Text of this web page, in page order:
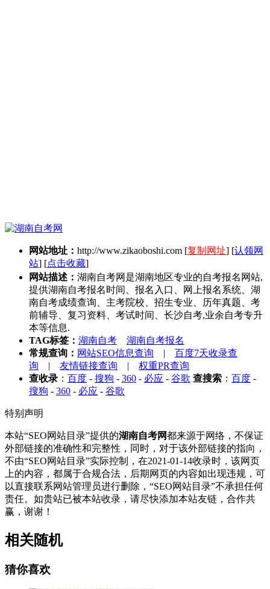
网站地址： http://www.zikaoboshi.com [复制网址] [认领网
站] [点击收藏]
网站描述： 湖南自考网是湖南地区专业的自考报名网站,
提供湖南自考报名时间、报名入口、网上报名系统、湖
南自考成绩查询、主考院校、招生专业、历年真题、考
前辅导、复习资料、考试时间、长沙自考,业余自考专升
本等信息.
TAG标签： 湖南自考
湖南自考报名
常规查询： 网站SEO信息查询 | 百度7天收录查
询 | 友情链接查询 | 权重PR查询
查收录 ： 百度 - 搜狗 - 360 - 必应 - 谷歌 查搜索 ： 百度 -
搜狗 - 360 - 必应 - 谷歌
特别声明
本站“SEO网站目录”提供的湖南自考网都来源于网络，不保证
外部链接的准确性和完整性，同时，对于该外部链接的指向，
不由“SEO网站目录”实际控制，在2021-01-14收录时，该网页
上的内容，都属于合规合法，后期网页的内容如出现违规，可
以直接联系网站管理员进行删除，“SEO网站目录”不承担任何
责任。如贵站已被本站收录，请尽快添加本站友链，合作共
赢，谢谢！
相关随机
猜你喜欢